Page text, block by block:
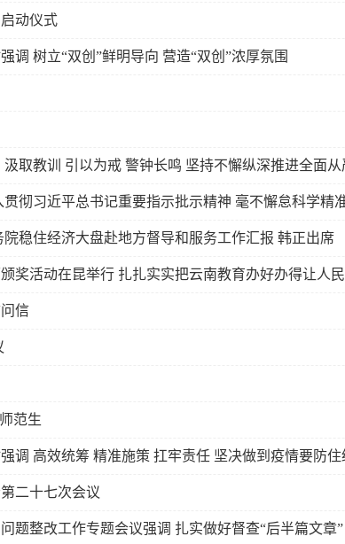
动仪式
调 树立“双创”鲜明导向 营造“双创”浓厚氛围
取教训 引以为戒 警钟长鸣 坚持不懈纵深推进全面从
彻习近平总书记重要指示批示精神 毫不懈怠科学精
稳住经济大盘赴地方督导和服务工作汇报 韩正出席
奖活动在昆举行 扎扎实实把云南教育办好办得让人
信
范生
调 高效统筹 精准施策 扛牢责任 坚决做到疫情要防
二十七次会议
题整改工作专题会议强调 扎实做好督查“后半篇文章